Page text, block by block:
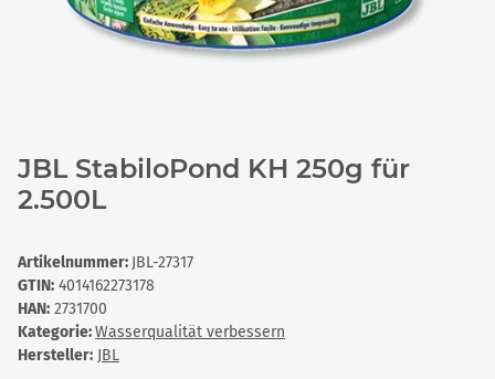
JBL StabiloPond KH 250g für
2.500L
Artikelnummer: JBL-27317
GTIN: 4014162273178
HAN: 2731700
Kategorie:Wasserqualität verbessern
Hersteller: JBL